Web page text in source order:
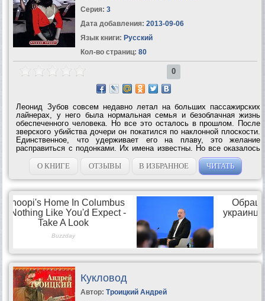
Серия: 3
Дата добавления: 2013-09-06
Язык книги: Русский
Кол-во страниц: 80
0
Леонид Зубов совсем недавно летал на больших пассажирских
лайнерах, у него была нормальная семья и безоблачная жизнь
обеспеченного человека. Но все это осталось в прошлом. После
зверского убийства дочери он покатился по наклонной плоскости.
Единственное, что удерживает его на плаву, это желание
расправиться с подонками. Их имена известны. Но все оказалось
не так просто, как хотелось...
О КНИГЕ
ОТЗЫВЫ В ИЗБРАННОЕ ЧИТАТЬ
Кукловод
Автор: Троицкий Андрей